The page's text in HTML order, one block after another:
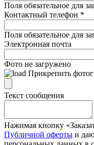
Поля обязательное для
Контактный телефон *
Поля обязательное для
Электронная почта
Фото не загружено
Прикрепить
Текст сообщения
Нажимая кнопку
Публичной оферты и